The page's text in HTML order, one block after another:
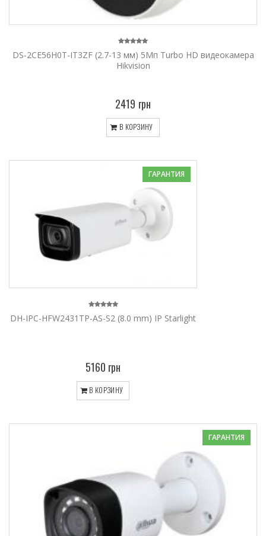
DS-2CE56H0T-IT3ZF (2.7-13 мм) 5Мп Turbo HD видеокамера
Hikvision
2419 грн
В КОРЗИНУ
ГАРАНТИЯ
DH-IPC-HFW2431TP-AS-S2 (8.0 mm) IP Starlight
5160 грн
В КОРЗИНУ
ГАРАНТИЯ